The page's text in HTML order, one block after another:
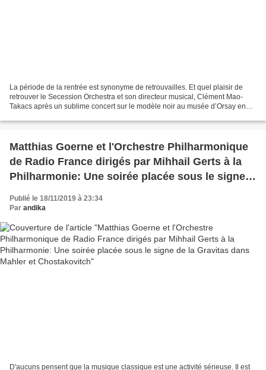
La période de la rentrée est synonyme de retrouvailles. Et quel plaisir de
retrouver le Secession Orchestra et son directeur musical, Clément Mao-
Takacs après un sublime concert sur le modèle noir au musée d’Orsay en
Matthias Goerne et l'Orchestre Philharmonique
de Radio France dirigés par Mihhail Gerts à la
Philharmonie: Une soirée placée sous le signe
de la Gravitas dans Mahler et Chostakovitch
Publié le 18/11/2019 à 23:34
Par andika
D'aucuns pensent que la musique classique est une activité sérieuse. Il est